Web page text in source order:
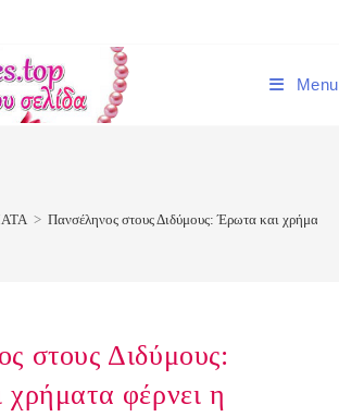
Menu
> Πανσέληνος στους Διδύμους: Έρωτα και χρήματα
στους Διδύμους:
φέρνει η